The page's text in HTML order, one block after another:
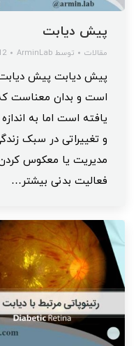
پیش دیابت
مقالات توسط ArminLab
12
است و بدان معناست
و تغییراتی در سبک
مدیریت یا معکوس
فعالیت بدنی بیشتر…